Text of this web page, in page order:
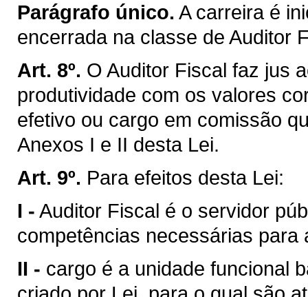
Parágrafo único. A carreira é
encerrada na classe de Auditor
Art. 8º. O Auditor Fiscal faz jus
produtividade com os valores
efetivo ou cargo em comissão
Anexos I e II desta Lei.
Art. 9º. Para efeitos desta Lei:
I - Auditor Fiscal é o servidor
competências necessárias
II - cargo é a unidade funcional